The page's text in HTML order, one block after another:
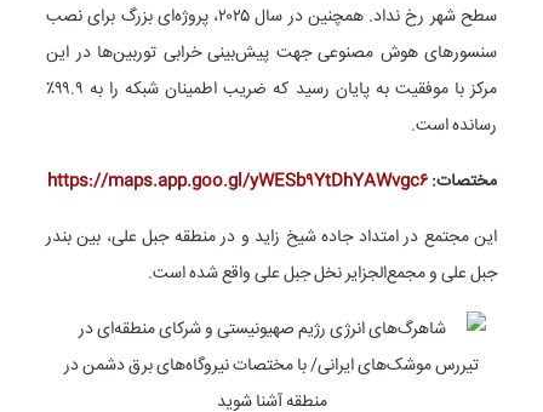
سطح شهر رخ نداد. همچنین در سال ۲۰۲۵، پروژه‌ای بزرگ برای نصب
سنسورهای هوش مصنوعی جهت پیش‌بینی خرابی توربین‌ها در این
مرکز با موفقیت به پایان رسید که ضریب اطمینان شبکه را به ۹۹.۹٪
رسانده است.
مختصات:https://maps.app.goo.gl/yWESb۹YtDhYAWvgc۶
این مجتمع در امتداد جاده شیخ زاید و در منطقه جبل علی، بین بندر
جبل علی و مجمع‌الجزایر نخل جبل علی واقع شده است.